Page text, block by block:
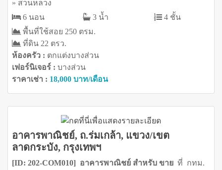
» สวนหลวง
6 นอน
3 น้ำ
4 ชั้น
พื้นที่ใช้สอย 250 ตรม.
ที่ดิน 22 ตรว.
ห้องครัว : ตกแต่งบางส่วน
เฟอร์นิเจอร์ : บางส่วน
ราคาเช่า : 18,000 บาท/เดือน
อาคารพาณิชย์, ถ.ร่มเกล้า, แขวง/เขต
ลาดกระบัง, กรุงเทพฯ
[ID: 202-COM010] อาคารพาณิชย์ สำหรับ ขาย ที่ กทม.